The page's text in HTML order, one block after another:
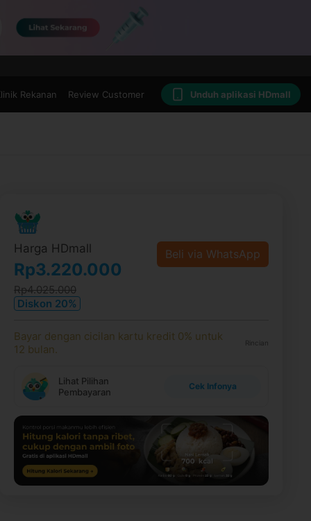
Rekanan Review Customer Unduh aplikasi HDmall
Harga HDmall
Rp3.220.000
Rp4.025.000
Diskon 20%
Beli via WhatsApp
Bayar dengan cicilan kartu kredit 0% untuk
12 bulan.
Rincian
Lihat Pilihan
Pembayaran
Cek Infonya